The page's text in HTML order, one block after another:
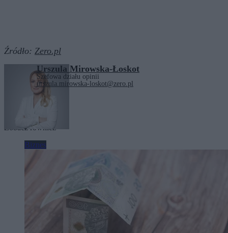
Źródło: Zero.pl
Urszula Mirowska-Łoskot
Szefowa działu opinii
urszula.mirowska-loskot@zero.pl
Sejm
Zobacz również
Biznes